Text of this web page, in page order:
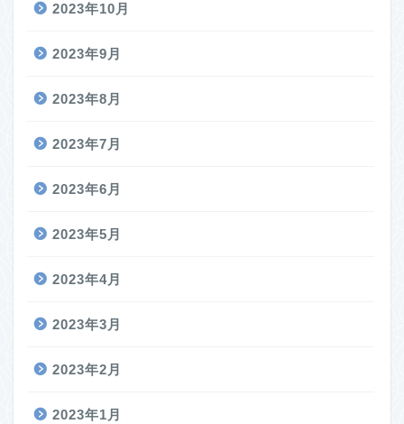
2023年10月
2023年9月
2023年8月
2023年7月
2023年6月
2023年5月
2023年4月
2023年3月
2023年2月
2023年1月